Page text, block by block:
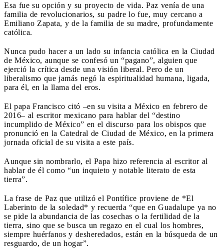
Esa fue su opción y su proyecto de vida. Paz venía de una
familia de revolucionarios, su padre lo fue, muy cercano a
Emiliano Zapata, y de la familia de su madre, profundamente
católica.
Nunca pudo hacer a un lado su infancia católica en la Ciudad
de México, aunque se confesó un “pagano”, alguien que
ejerció la crítica desde una visión liberal. Pero de un
liberalismo que jamás negó la espiritualidad humana, ligada,
para él, en la llama del eros.
El papa Francisco citó –en su visita a México en febrero de
2016– al escritor mexicano para hablar del “destino
incumplido de México” en el discurso para los obispos que
pronunció en la Catedral de Ciudad de México, en la primera
jornada oficial de su visita a este país.
Aunque sin nombrarlo, el Papa hizo referencia al escritor al
hablar de él como “un inquieto y notable literato de esta
tierra”.
La frase de Paz que utilizó el Pontífice proviene de *El
Laberinto de la soledad* y recuerda “que en Guadalupe ya no
se pide la abundancia de las cosechas o la fertilidad de la
tierra, sino que se busca un regazo en el cual los hombres,
siempre huérfanos y desheredados, están en la búsqueda de un
resguardo, de un hogar”.